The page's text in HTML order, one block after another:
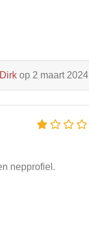
Dirk op 2 maart 2024
nepprofiel.